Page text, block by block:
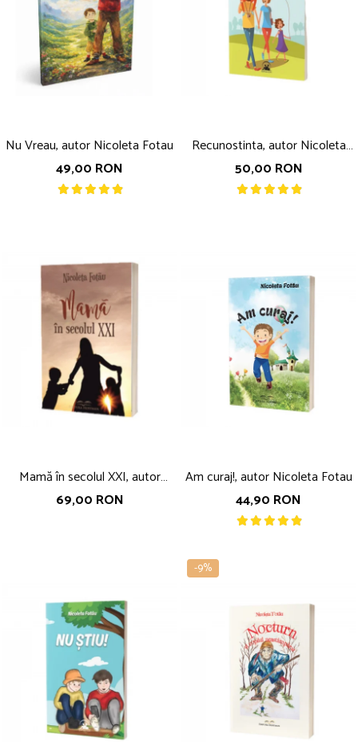
Nu Vreau, autor Nicoleta Fotau
49,00 RON
Recunostinta, autor Nicoleta
Fotau
50,00 RON
Mamă în secolul XXI, autor
Nicoleta Fotău
69,00 RON
Am curaj!, autor Nicoleta Fotau
44,90 RON
-9%